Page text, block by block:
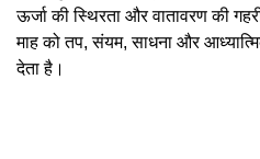
ऊर्जा की स्थिरता और वातावरण की
माह को तप, संयम, साधना और
देता है।